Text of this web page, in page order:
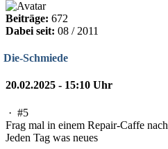
Beiträge: 672
Dabei seit: 08 / 2011
Die-Schmiede
20.02.2025 - 15:10 Uhr
· #5
Frag mal in einem Repair-Caffe nach
Jeden Tag was neues